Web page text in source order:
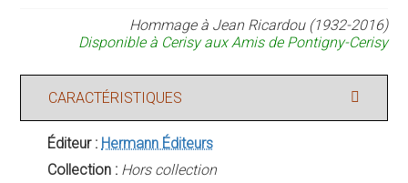
Hommage à Jean Ricardou (1932-2016)
Disponible à Cerisy aux Amis de Pontigny-Cerisy
CARACTÉRISTIQUES
Éditeur : Hermann Éditeurs
Collection : Hors collection